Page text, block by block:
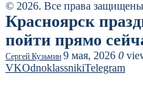
© 2026. Все права
Красноярск
пойти прямо
Сергей Кузьмин 9 мая, 2026 0
VKOdnoklassnikiTelegram